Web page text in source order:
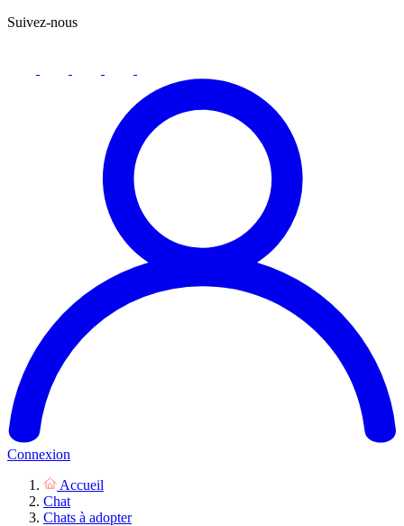
Suivez-nous
Connexion
Accueil
Chat
Chats à adopter